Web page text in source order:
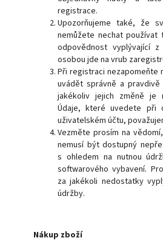
registrace.
Upozorňujeme také, že
nemůžete nechat používat
odpovědnost vyplývající
osobou jde na vrub
Při registraci nezapomeňte
uvádět správně a
jakékoliv jejich změně je
Údaje, které uvedete při
uživatelském účtu,
Vezměte prosím na
nemusí být dostupný
s ohledem na nutnou
softwarového vybavení.
za jakékoli nedostatky
údržby.
Nákup zboží